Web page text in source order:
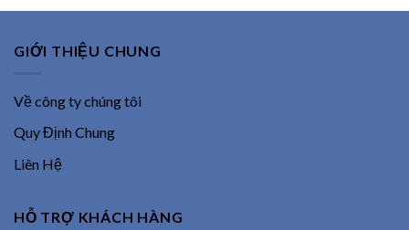
GIỚI THIỆU CHUNG
Về công ty chúng tôi
Quy Định Chung
Liên Hệ
HỖ TRỢ KHÁCH HÀNG